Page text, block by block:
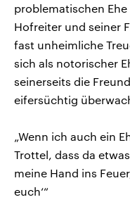
problematischen
Hofreiter und seiner
fast unheimliche
sich als notorischer
seinerseits die
eifersüchtig
„Wenn ich auch ein
Trottel, dass da
meine Hand ins
euch‘“